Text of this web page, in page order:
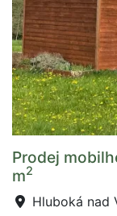
Prodej
m2
Hluboká nad